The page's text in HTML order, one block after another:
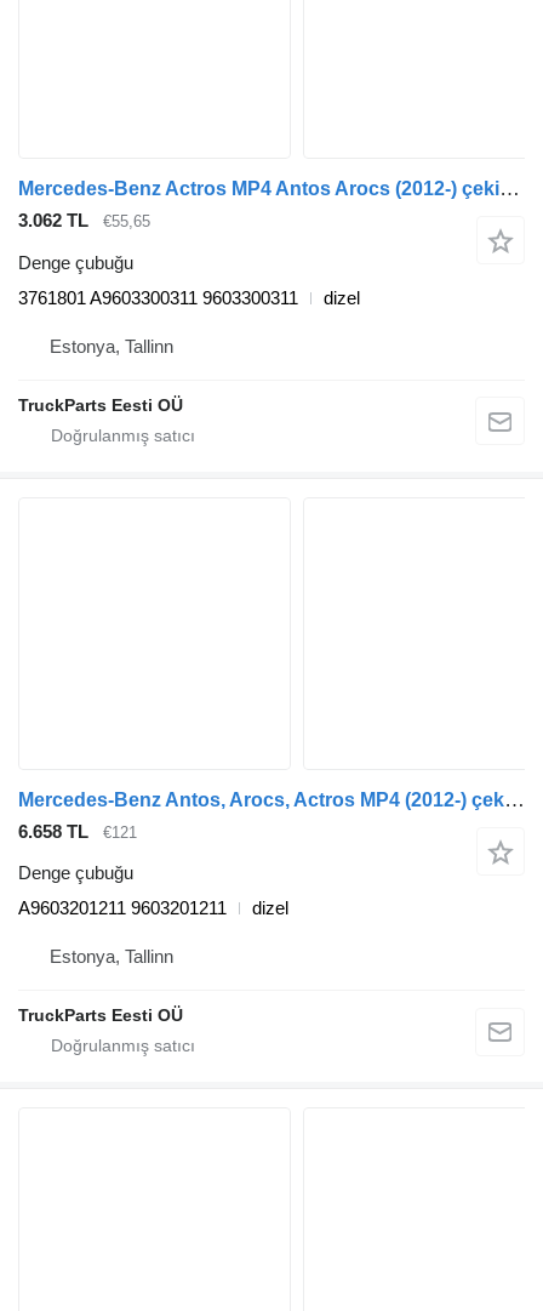
Mercedes-Benz Actros MP4 Antos Arocs (2012-) çekici için Mercedes-Benz arocs 2651 (01.13-) 3761801 denge çubuğu
3.062 TL €55,65
Denge çubuğu
3761801 A9603300311 9603300311
dizel
Estonya, Tallinn
TruckParts Eesti OÜ
Mercedes-Benz Antos, Arocs, Actros MP4 (2012-) çekici için Mercedes-Benz A9603201211 denge çubuğu
6.658 TL €121
Denge çubuğu
A9603201211 9603201211
dizel
Estonya, Tallinn
TruckParts Eesti OÜ